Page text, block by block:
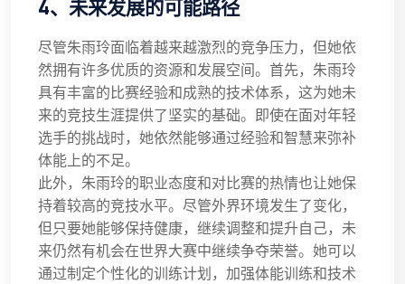
4、未来发展的可能路径
尽管朱雨玲面临着越来越激烈的竞争压力，但她依
然拥有许多优质的资源和发展空间。首先，朱雨玲
具有丰富的比赛经验和成熟的技术体系，这为她未
来的竞技生涯提供了坚实的基础。即使在面对年轻
选手的挑战时，她依然能够通过经验和智慧来弥补
体能上的不足。
此外，朱雨玲的职业态度和对比赛的热情也让她保
持着较高的竞技水平。尽管外界环境发生了变化，
但只要她能够保持健康，继续调整和提升自己，未
来仍然有机会在世界大赛中继续争夺荣誉。她可以
通过制定个性化的训练计划，加强体能训练和技术